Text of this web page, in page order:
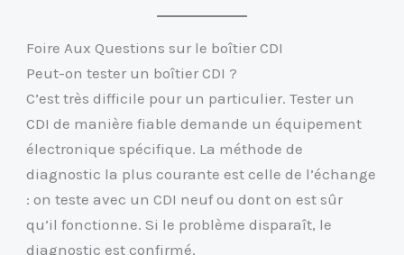
Foire Aux Questions sur le boîtier CDI
Peut-on tester un boîtier CDI ?
C’est très difficile pour un particulier. Tester un
CDI de manière fiable demande un équipement
électronique spécifique. La méthode de
diagnostic la plus courante est celle de l’échange
: on teste avec un CDI neuf ou dont on est sûr
qu’il fonctionne. Si le problème disparaît, le
diagnostic est confirmé.